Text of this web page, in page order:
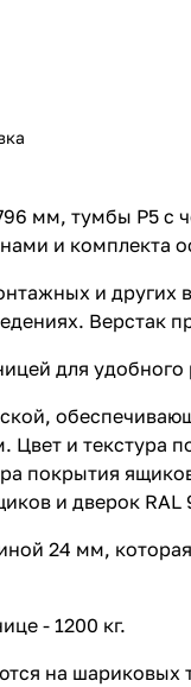
мм, тумбы P5
и комплекта
и других
Верстак
для
и текстура
покрытия
и дверок RAL
24 мм,
- 1200 кг.
на